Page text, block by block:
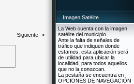
Siguiente ->
Imagen Satélite
La Web cuenta con la imagen
satélite del municipio.
Ante la falta de señales de
tráfico que indiquen donde
estamos, esta aplicación será
de utilidad para ubicar la
localidad, para todos aquellos
que no la conozcan.
La pestaña se encuentra en
OPCIONES DE NAVEGACIÓN